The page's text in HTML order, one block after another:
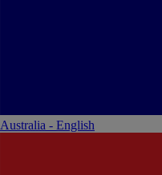
Australia - English